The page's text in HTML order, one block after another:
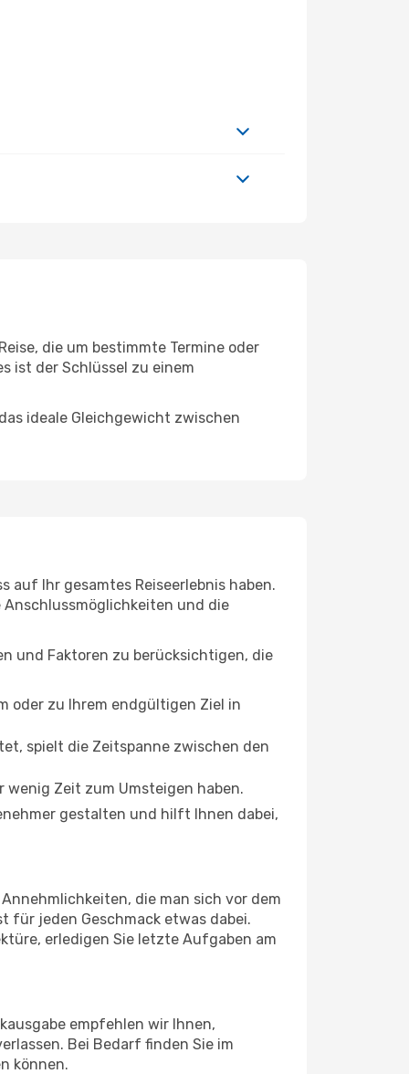
die um bestimmte Termine oder
ist der Schlüssel zu einem
ideale Gleichgewicht zwischen
auf Ihr gesamtes Reiseerlebnis haben.
und die
und Faktoren zu berücksichtigen, die
oder zu Ihrem endgültigen Ziel in
spielt die Zeitspanne zwischen den
wenig Zeit zum Umsteigen haben.
gestalten und hilft Ihnen dabei,
die man sich vor dem
für jeden Geschmack etwas dabei.
erledigen Sie letzte Aufgaben am
empfehlen wir Ihnen,
Bei Bedarf finden Sie im
können.